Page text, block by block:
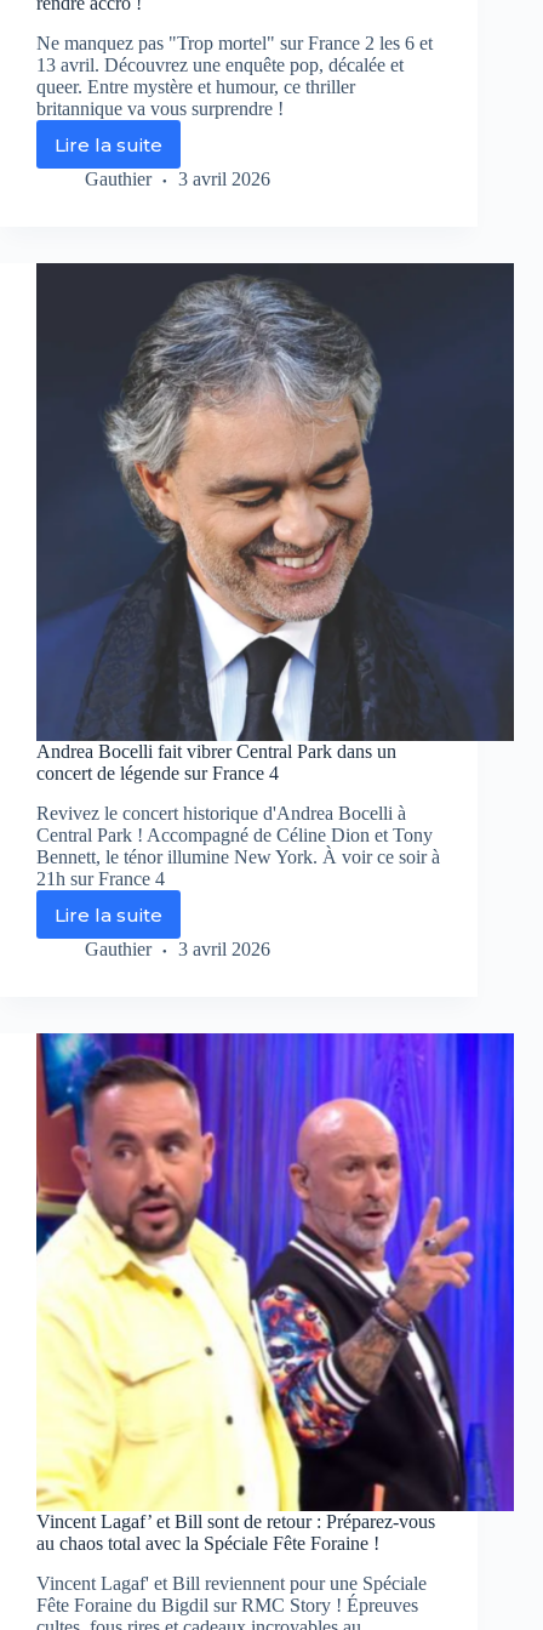
Ne manquez pas "Trop mortel" sur France 2 les 6 et
13 avril. Découvrez une enquête pop, décalée et
queer. Entre mystère et humour, ce thriller
britannique va vous surprendre !
Lire la suite
Un
doigt
suspect
beaucoup
style
Pourquoi
« Trop
mortel »,
série
queer,
accro
!
Gauthier 3 avril 2026
Andrea Bocelli fait vibrer Central Park dans un
concert de légende sur France 4
Revivez le concert historique d'Andrea Bocelli à
Central Park ! Accompagné de Céline Dion et Tony
Bennett, le ténor illumine New York. À voir ce soir à
21h sur France 4
Lire la suite
Andrea
Bocelli
Park
dans
un
concert
de
légende
sur
France
4
Gauthier 3 avril 2026
Vincent Lagaf’ et Bill sont de retour : Préparez-vous
au chaos total avec la Spéciale Fête Foraine !
Vincent Lagaf' et Bill reviennent pour une Spéciale
Fête Foraine du Bigdil sur RMC Story ! Épreuves